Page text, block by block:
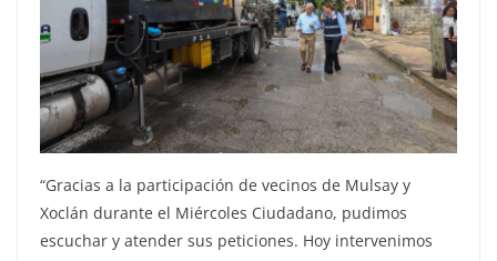
“Gracias a la participación de vecinos de Mulsay y
Xoclán durante el Miércoles Ciudadano, pudimos
escuchar y atender sus peticiones. Hoy intervenimos